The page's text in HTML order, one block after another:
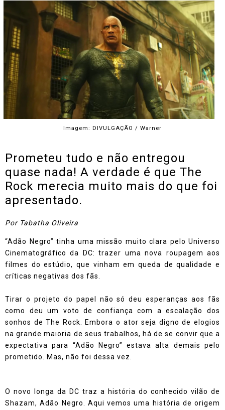
Imagem: DIVULGAÇÃO / Warner
Prometeu tudo e não entregou
quase nada! A verdade é que The
Rock merecia muito mais do que foi
apresentado.
Por Tabatha Oliveira
“Adão Negro” tinha uma missão muito clara pelo Universo
Cinematográfico da DC: trazer uma nova roupagem aos
filmes do estúdio, que vinham em queda de qualidade e
críticas negativas dos fãs.
Tirar o projeto do papel não só deu esperanças aos fãs
como deu um voto de confiança com a escalação dos
sonhos de The Rock. Embora o ator seja digno de elogios
na grande maioria de seus trabalhos, há de se convir que a
expectativa para “Adão Negro” estava alta demais pelo
prometido. Mas, não foi dessa vez.
O novo longa da DC traz a história do conhecido vilão de
Shazam, Adão Negro. Aqui vemos uma história de origem